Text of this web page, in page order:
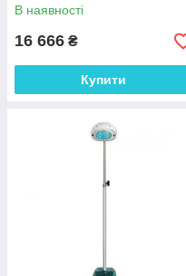
В наявності
16 666 ₴
Купити